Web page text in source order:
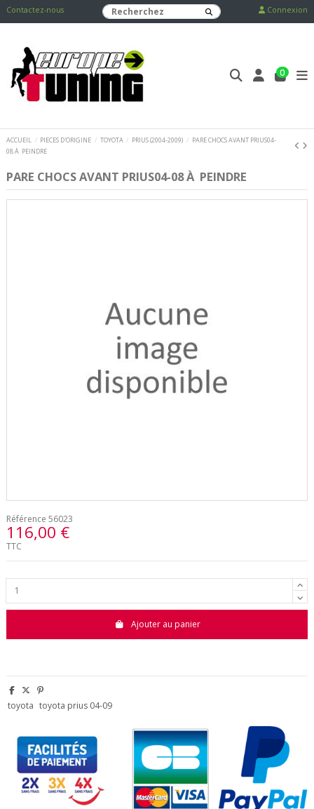
Contactez-nous Connexion
0
ACCUEIL PIECES D'ORIGINE TOYOTA PRIUS (2004-2009)
PARE CHOCS AVANT PRIUS04-
08 À PEINDRE
PARE CHOCS AVANT PRIUS04-08 À PEINDRE
Référence 56023
116,00 €
TTC
Ajouter au panier
toyota toyota prius 04-09